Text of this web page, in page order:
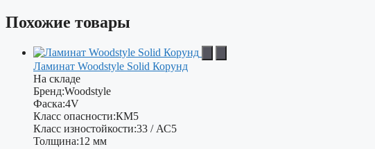
Похожие товары
Ламинат Woodstyle Solid Корунд
На складе
Бренд:Woodstyle
Фаска:4V
Класс опасности:КМ5
Класс изностойкости:33 / АС5
Толщина:12 мм